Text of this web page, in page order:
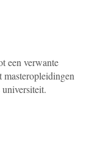
een verwante